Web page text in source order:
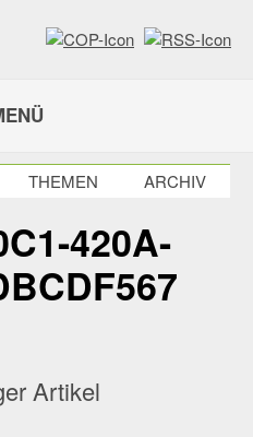
420A-
Artikel
THEMEN ARCHIV